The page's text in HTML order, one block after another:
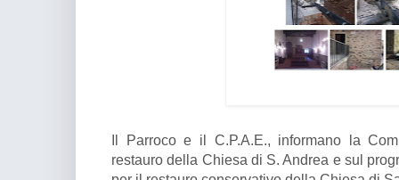
Il Parroco e il C.P.A.E., informano la
restauro della Chiesa di S. Andrea e sul